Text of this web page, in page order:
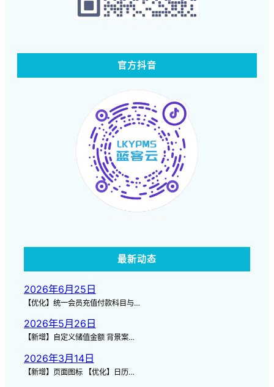
官方抖音
最新动态
2026年6月25日
【优化】统一会员充值付款科目与…
2026年5月26日
【新增】自定义储值金额 背景案…
2026年3月14日
【新增】页面图标 【优化】日历…